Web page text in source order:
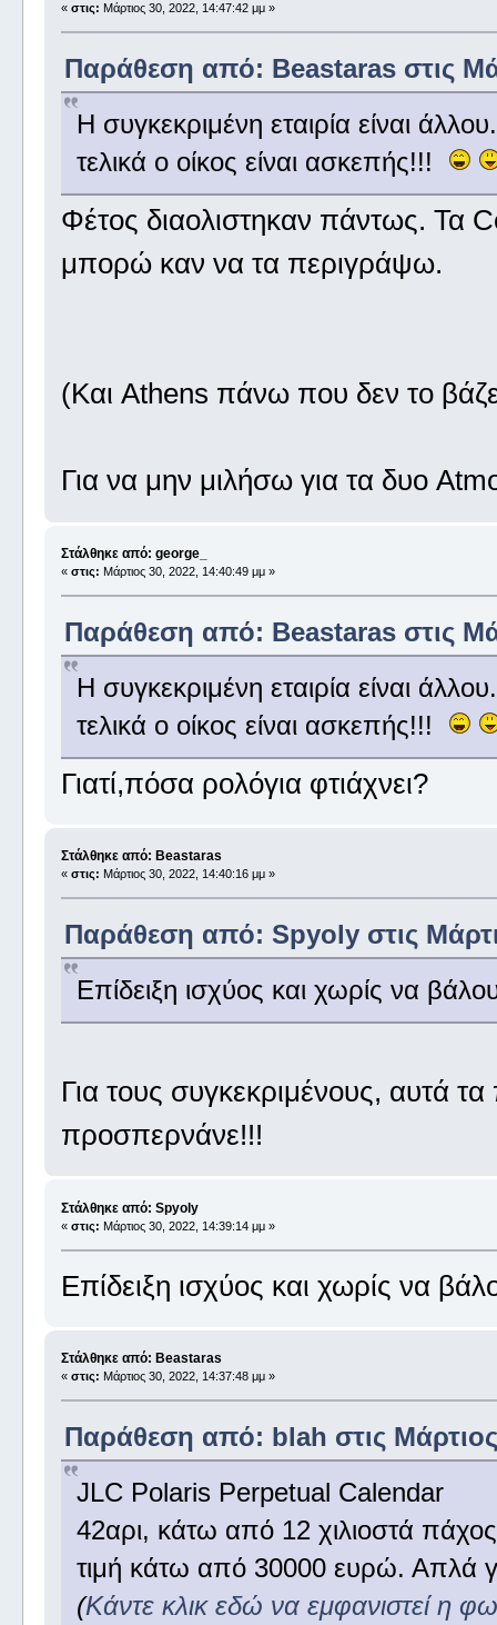
« στις: Μάρτιος 30, 2022, 14:47:42 μμ »
Παράθεση από: Beastaras στις
Η συγκεκριμένη εταιρία είναι
τελικά ο οίκος είναι ασκεπής!!!
Φέτος διαολιστηκαν πάντως. Τα
μπορώ καν να τα περιγράψω.
(Και Athens πάνω που δεν το
Για να μην μιλήσω για τα δυο
Στάλθηκε από: george_
« στις: Μάρτιος 30, 2022, 14:40:49 μμ »
Παράθεση από: Beastaras στις
Η συγκεκριμένη εταιρία είναι
τελικά ο οίκος είναι ασκεπής!!!
Γιατί,πόσα ρολόγια φτιάχνει?
Στάλθηκε από: Beastaras
« στις: Μάρτιος 30, 2022, 14:40:16 μμ »
Παράθεση από: Spyoly στις
Επίδειξη ισχύος και χωρίς να
Για τους συγκεκριμένους, αυτά
προσπερνάνε!!!
Στάλθηκε από: Spyoly
« στις: Μάρτιος 30, 2022, 14:39:14 μμ »
Επίδειξη ισχύος και χωρίς να
Στάλθηκε από: Beastaras
« στις: Μάρτιος 30, 2022, 14:37:48 μμ »
Παράθεση από: blah στις
JLC Polaris Perpetual Calendar
42αρι, κάτω από 12 χιλιοστά
τιμή κάτω από 30000 ευρώ. Απλά
(Κάντε κλικ εδώ να εμφανιστεί η